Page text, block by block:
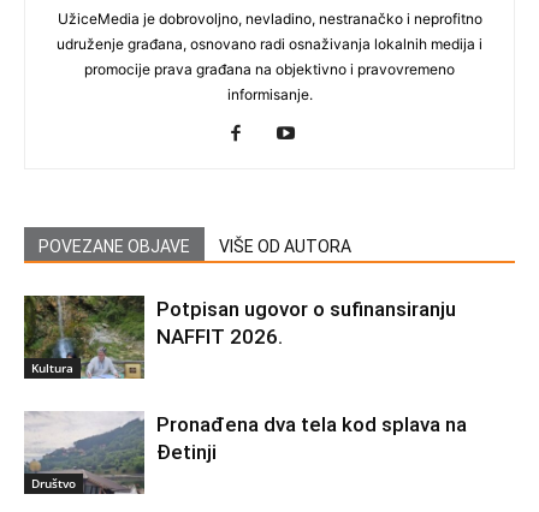
UžiceMedia je dobrovoljno, nevladino, nestranačko i neprofitno
udruženje građana, osnovano radi osnaživanja lokalnih medija i
promocije prava građana na objektivno i pravovremeno
informisanje.
POVEZANE OBJAVE VIŠE OD AUTORA
Kultura
Potpisan ugovor o sufinansiranju
NAFFIT 2026.
Društvo
Pronađena dva tela kod splava na
Đetinji